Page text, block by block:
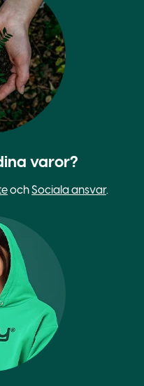
varor?
ochSociala ansvar.